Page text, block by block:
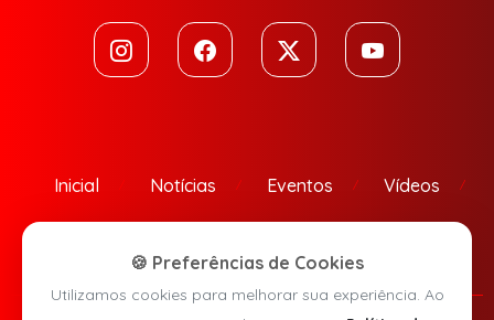
Inicial Notícias Eventos Vídeos
🍪 Preferências de Cookies
Utilizamos cookies para melhorar sua experiência. Ao